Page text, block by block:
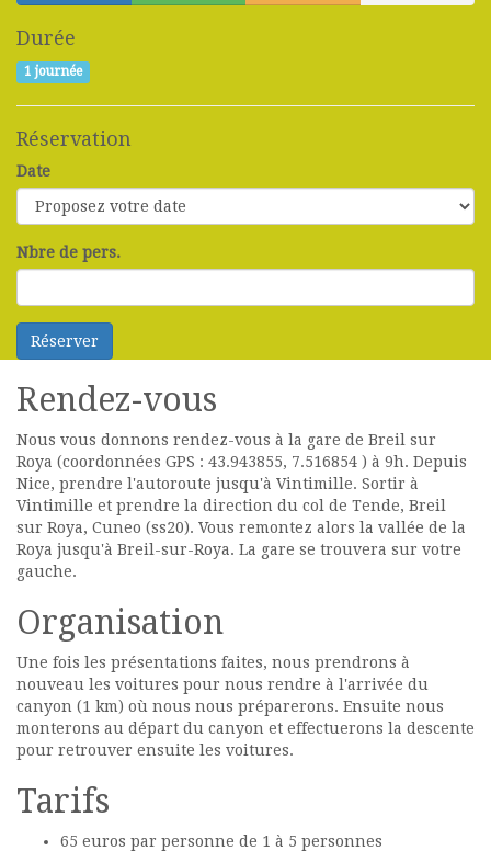
Durée
1 journée
Réservation
Date
Nbre de pers.
Rendez-vous
Nous vous donnons rendez-vous à la gare de Breil sur
Roya (coordonnées GPS : 43.943855, 7.516854 ) à 9h. Depuis
Nice, prendre l'autoroute jusqu'à Vintimille. Sortir à
Vintimille et prendre la direction du col de Tende, Breil
sur Roya, Cuneo (ss20). Vous remontez alors la vallée de la
Roya jusqu'à Breil-sur-Roya. La gare se trouvera sur votre
gauche.
Organisation
Une fois les présentations faites, nous prendrons à
nouveau les voitures pour nous rendre à l'arrivée du
canyon (1 km) où nous nous préparerons. Ensuite nous
monterons au départ du canyon et effectuerons la descente
pour retrouver ensuite les voitures.
Tarifs
65 euros par personne de 1 à 5 personnes